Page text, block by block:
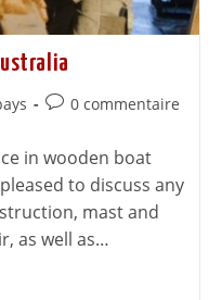
0 commentaire
in wooden boat
to discuss any
mast and
as well as…